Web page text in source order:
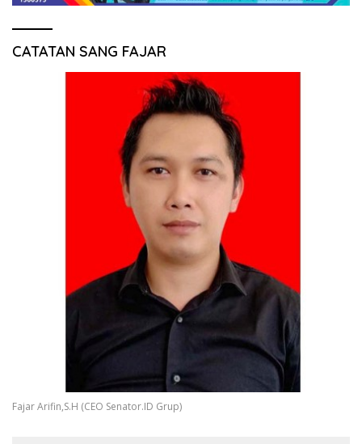
CATATAN SANG FAJAR
Fajar Arifin,S.H (CEO Senator.ID Grup)